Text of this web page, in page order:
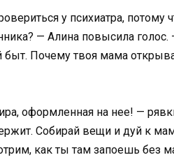
у психиатра, потому
— Алина повысила
быт. Почему твоя мама
оформленная на нее! —
Собирай вещи и дуй к
как ты там запоешь без